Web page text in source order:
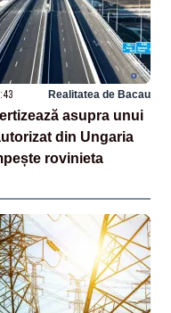
Realitatea de Bacau
asupra unui
din Ungaria
rovinieta